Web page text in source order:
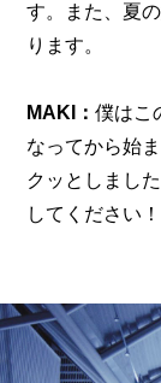
す。また、夏
ります。
MAKI：僕はこ
なってから始
クッとしまし
してください！